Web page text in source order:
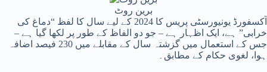
برین روٹ
آکسفورڈ یونیورسٹی پریس کا 2024 کے لیے سال کا لفظ “دماغ کی
خرابی” ہے، ایک اظہار ہے – جو دو الفاظ کے طور پر لکھا گیا ہے –
جس کے استعمال میں گزشتہ سال کے مقابلے میں 230 فیصد اضافہ
ہوا، لغوی حکام کے مطابق۔